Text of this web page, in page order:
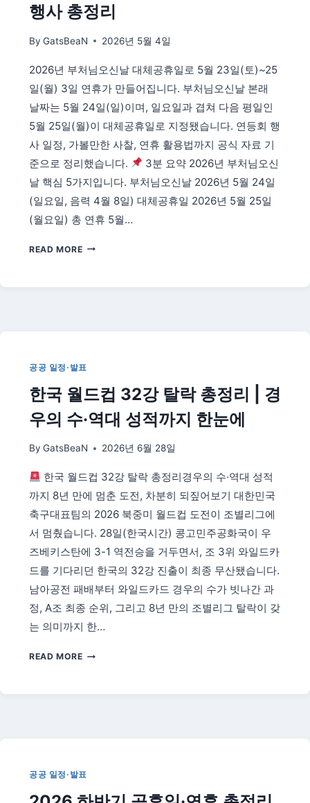
행사 총정리
By GatsBeaN 2026년 5월 4일
2026년 부처님오신날 대체공휴일로 5월 23일(토)~25
일(월) 3일 연휴가 만들어집니다. 부처님오신날 본래
날짜는 5월 24일(일)이며, 일요일과 겹쳐 다음 평일인
5월 25일(월)이 대체공휴일로 지정됐습니다. 연등회 행
사 일정, 가볼만한 사찰, 연휴 활용법까지 공식 자료 기
준으로 정리했습니다.
3분 요약 2026년 부처님오신
날 핵심 5가지입니다. 부처님오신날 2026년 5월 24일
(일요일, 음력 4월 8일) 대체공휴일 2026년 5월 25일
(월요일) 총 연휴 5월…
READ MORE2026
처
5
24
·25
대
공
휴
일
—
연
등
회
사
찰
행
총
공공 일정·발표
한국 월드컵 32강 탈락 총정리 | 경
우의 수·역대 성적까지 한눈에
By GatsBeaN 2026년 6월 28일
한국 월드컵 32강 탈락 총정리경우의 수·역대 성적
까지 8년 만에 멈춘 도전, 차분히 되짚어보기 대한민국
축구대표팀의 2026 북중미 월드컵 도전이 조별리그에
서 멈췄습니다. 28일(한국시간) 콩고민주공화국이 우
즈베키스탄에 3-1 역전승을 거두면서, 조 3위 와일드카
드를 기다리던 한국의 32강 진출이 최종 무산됐습니다.
남아공전 패배부터 와일드카드 경우의 수가 빗나간 과
정, A조 최종 순위, 그리고 8년 만의 조별리그 탈락이 갖
는 의미까지 한…
READ MORE한
드
락
정
공공 일정·발표